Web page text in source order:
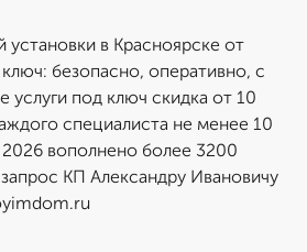
в Красноярске от
безопасно, оперативно, с
услуги под ключ скидка от 10
специалиста не менее 10
вополнено более 3200
КП Александру Ивановичу